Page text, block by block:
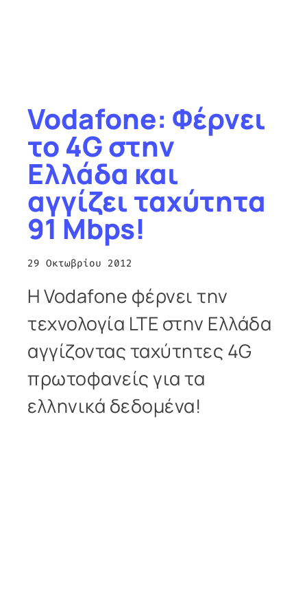
Vodafone: Φέρνει
το 4G στην
Ελλάδα και
αγγίζει ταχύτητα
91 Mbps!
29 Οκτωβρίου 2012
H Vodafone φέρνει την
τεχνολογία LTE στην Ελλάδα
αγγίζοντας ταχύτητες 4G
πρωτοφανείς για τα
ελληνικά δεδομένα!